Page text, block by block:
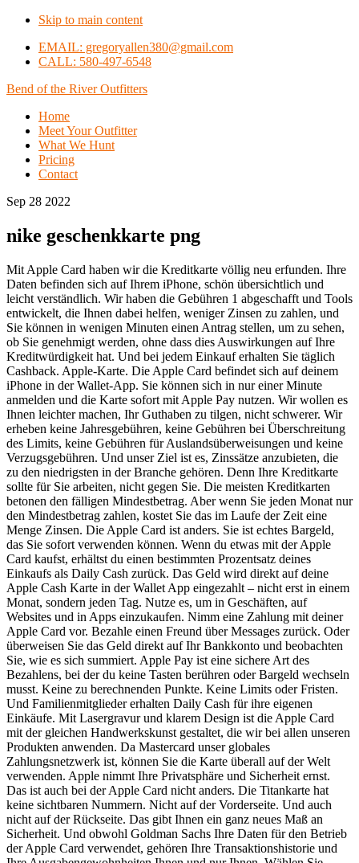
Skip to main content
EMAIL: gregoryallen380@gmail.com
CALL: 580-497-6548
Bend of the River Outfitters
Home
Meet Your Outfitter
What We Hunt
Pricing
Contact
Sep 28 2022
nike geschenkkarte png
Mit Apple Card haben wir die Kreditkarte völlig neu erfunden. Ihre
Daten befinden sich auf Ihrem iPhone, schön übersichtlich und
leicht verständlich. Wir haben die Gebühren 1 abgeschafft und Tools
entwickelt, die Ihnen dabei helfen, weniger Zinsen zu zahlen, und
Sie können in wenigen Minuten einen Antrag stellen, um zu sehen,
ob Sie genehmigt werden, ohne dass dies Auswirkungen auf Ihre
Kreditwürdigkeit hat. Und bei jedem Einkauf erhalten Sie täglich
Cashback. Apple-Karte. Die Apple Card befindet sich auf deinem
iPhone in der Wallet-App. Sie können sich in nur einer Minute
anmelden und die Karte sofort mit Apple Pay nutzen. Wir wollen es
Ihnen leichter machen, Ihr Guthaben zu tilgen, nicht schwerer. Wir
erheben keine Jahresgebühren, keine Gebühren bei Überschreitung
des Limits, keine Gebühren für Auslandsüberweisungen und keine
Verzugsgebühren. Und unser Ziel ist es, Zinssätze anzubieten, die
zu den niedrigsten in der Branche gehören. Denn Ihre Kreditkarte
sollte für Sie arbeiten, nicht gegen Sie. Die meisten Kreditkarten
betonen den fälligen Mindestbetrag. Aber wenn Sie jeden Monat nur
den Mindestbetrag zahlen, kostet Sie das im Laufe der Zeit eine
Menge Zinsen. Die Apple Card ist anders. Sie ist echtes Bargeld,
das Sie sofort verwenden können. Wenn du etwas mit der Apple
Card kaufst, erhältst du einen bestimmten Prozentsatz deines
Einkaufs als Daily Cash zurück. Das Geld wird direkt auf deine
Apple Cash Karte in der Wallet App eingezahlt – nicht erst in einem
Monat, sondern jeden Tag. Nutze es, um in Geschäften, auf
Websites und in Apps einzukaufen. Nimm eine Zahlung mit deiner
Apple Card vor. Bezahle einen Freund über Messages zurück. Oder
überweisen Sie das Geld direkt auf Ihr Bankkonto und beobachten
Sie, wie es sich summiert. Apple Pay ist eine sichere Art des
Bezahlens, bei der du keine Tasten berühren oder Bargeld wechseln
musst. Keine zu berechnenden Punkte. Keine Limits oder Fristen.
Und Familienmitglieder erhalten Daily Cash für ihre eigenen
Einkäufe. Mit Lasergravur und klarem Design ist die Apple Card
mit der gleichen Handwerkskunst gestaltet, die wir bei allen unseren
Produkten anwenden. Da Mastercard unser globales
Zahlungsnetzwerk ist, können Sie die Karte überall auf der Welt
verwenden. Apple nimmt Ihre Privatsphäre und Sicherheit ernst.
Das ist auch bei der Apple Card nicht anders. Die Titankarte hat
keine sichtbaren Nummern. Nicht auf der Vorderseite. Und auch
nicht auf der Rückseite. Das gibt Ihnen ein ganz neues Maß an
Sicherheit. Und obwohl Goldman Sachs Ihre Daten für den Betrieb
der Apple Card verwendet, gehören Ihre Transaktionshistorie und